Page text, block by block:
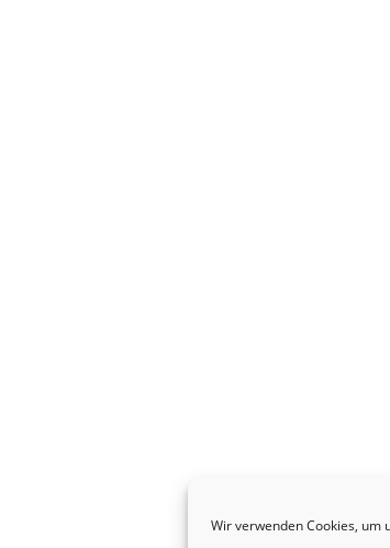
Wir verwenden Cookies, um